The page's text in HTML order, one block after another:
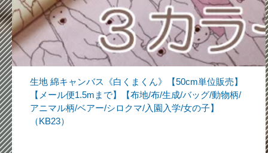
生地 綿キャンバス《白くまくん》【50cm単位販売】
【メール便1.5mまで】【布地/布/生成/バッグ/動物柄/
アニマル柄/ベアー/シロクマ/入園入学/女の子】
（KB23）